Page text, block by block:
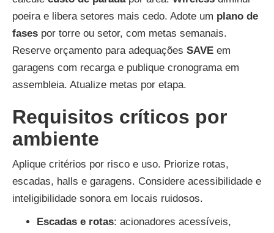
poeira e libera setores mais cedo. Adote um plano de
fases por torre ou setor, com metas semanais.
Reserve orçamento para adequações SAVE em
garagens com recarga e publique cronograma em
assembleia. Atualize metas por etapa.
Requisitos críticos por
ambiente
Aplique critérios por risco e uso. Priorize rotas,
escadas, halls e garagens. Considere acessibilidade e
inteligibilidade sonora em locais ruidosos.
Escadas e rotas: acionadores acessíveis,